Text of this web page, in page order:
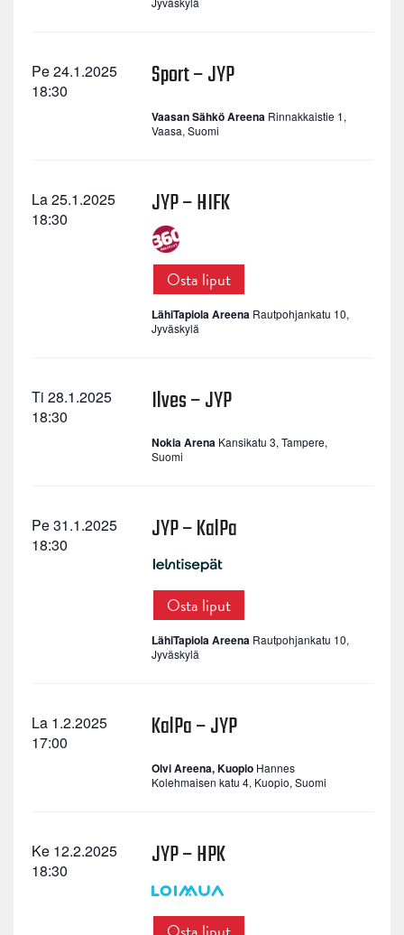
Pe 24.1.2025
18:30
Sport – JYP
Vaasan Sähkö Areena Rinnakkaistie 1,
Vaasa, Suomi
La 25.1.2025
18:30
JYP – HIFK
Osta liput
LähiTapiola Areena Rautpohjankatu 10,
Jyväskylä
Ti 28.1.2025
18:30
Ilves – JYP
Nokia Arena Kansikatu 3, Tampere,
Suomi
Pe 31.1.2025
18:30
JYP – KalPa
Osta liput
LähiTapiola Areena Rautpohjankatu 10,
Jyväskylä
La 1.2.2025
17:00
KalPa – JYP
Olvi Areena, Kuopio Hannes
Kolehmaisen katu 4, Kuopio, Suomi
Ke 12.2.2025
18:30
JYP – HPK